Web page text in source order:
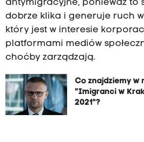
antymigracyjne, ponieważ to
dobrze klika i generuje ruch
który jest w interesie
platformami mediów
choćby zarządzają.
Co znajdziemy w
"Imigranci w
2021"?